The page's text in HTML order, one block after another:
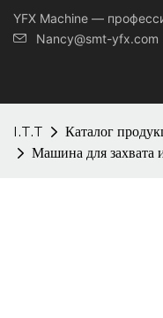
YFX Machine —
Nancy@smt-yfx.com
I.T.T Каталог
Машина для захвата